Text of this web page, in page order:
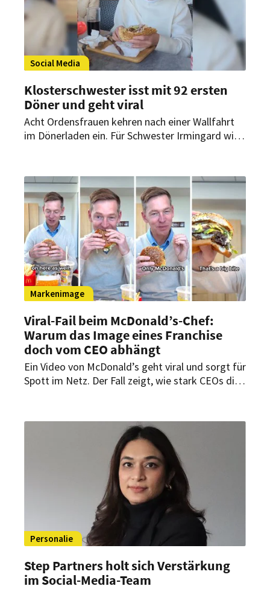
Social Media
Klosterschwester isst mit 92 ersten
Döner und geht viral
Acht Ordensfrauen kehren nach einer Wallfahrt
im Dönerladen ein. Für Schwester Irmingard wird
Markenimage
Viral-Fail beim McDonald’s-Chef:
Warum das Image eines Franchise
doch vom CEO abhängt
Ein Video von McDonald’s geht viral und sorgt für
Spott im Netz. Der Fall zeigt, wie stark CEOs die
Führungspersönlichkeiten in Franchise-Systemen
eine besondere Rolle spielen und weshalb
Authentizität heute oft wichtiger ist als perfekt
geplante Marketingbotschaften.
Personalie
Step Partners holt sich Verstärkung
im Social-Media-Team